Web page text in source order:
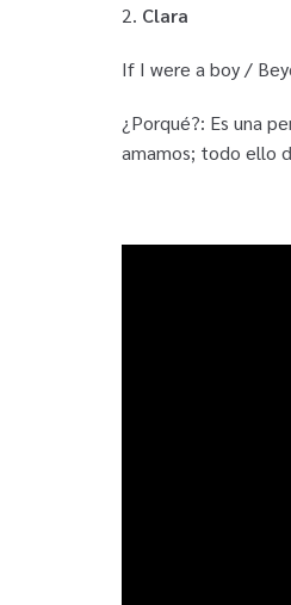
2. Clara
If I were a boy /
¿Porqué?: Es una
amamos; todo ello